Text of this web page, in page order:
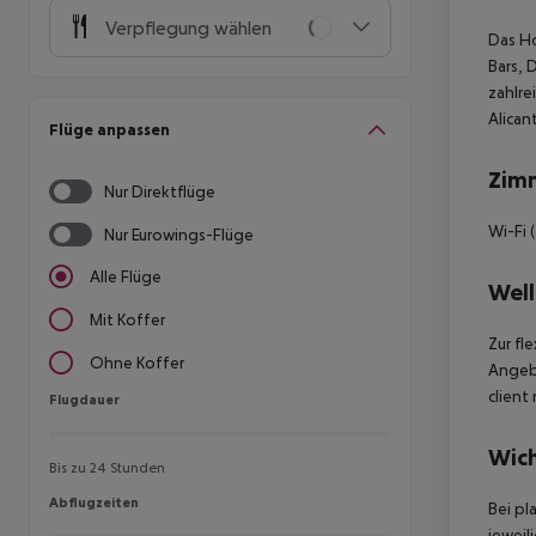
Verpflegung wählen
Flüge anpassen
Nur Direktflüge
Nur Eurowings-Flüge
Alle Flüge
Mit Koffer
Ohne Koffer
Flugdauer
Flugdauer
Bis zu 24 Stunden
Abflugzeiten
Abflugzeiten
Das
Bars,
Wi-Fi
Zur
client
Bei